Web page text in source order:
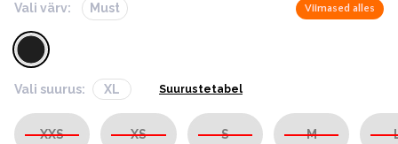
Vali värv: Must Viimased alles
Vali suurus: XL Suurustetabel
XXS XS S M